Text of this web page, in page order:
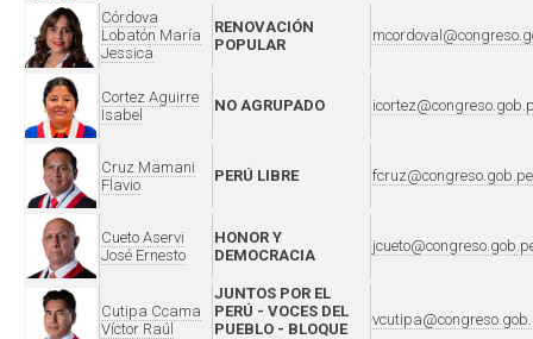
Córdova
Lobatón María
Jessica
RENOVACIÓN
POPULAR
Cortez Aguirre
Isabel
NO AGRUPADO
Cruz Mamani
Flavio
PERÚ LIBRE fcruz@congreso.gob.pe
Cueto Aservi
José Ernesto
HONOR Y
DEMOCRACIA
Cutipa Ccama
Víctor Raúl
JUNTOS POR EL
PERÚ - VOCES DEL
PUEBLO - BLOQUE